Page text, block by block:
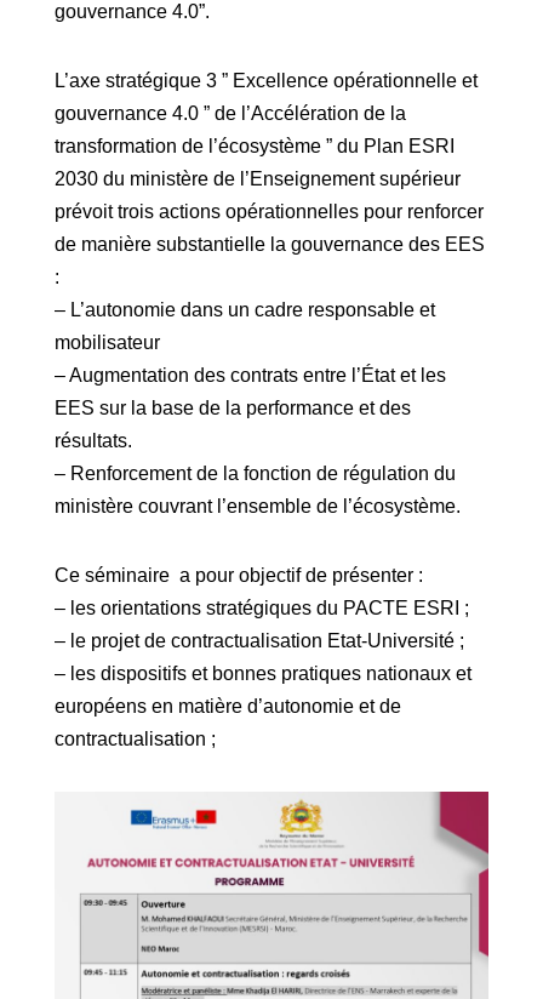
gouvernance 4.0”.
L’axe stratégique 3 ” Excellence opérationnelle et
gouvernance 4.0 ” de l’Accélération de la
transformation de l’écosystème ” du Plan ESRI
2030 du ministère de l’Enseignement supérieur
prévoit trois actions opérationnelles pour renforcer
de manière substantielle la gouvernance des EES
:
– L’autonomie dans un cadre responsable et
mobilisateur
– Augmentation des contrats entre l’État et les
EES sur la base de la performance et des
résultats.
– Renforcement de la fonction de régulation du
ministère couvrant l’ensemble de l’écosystème.
Ce séminaire a pour objectif de présenter :
– les orientations stratégiques du PACTE ESRI ;
– le projet de contractualisation Etat-Université ;
– les dispositifs et bonnes pratiques nationaux et
européens en matière d’autonomie et de
contractualisation ;